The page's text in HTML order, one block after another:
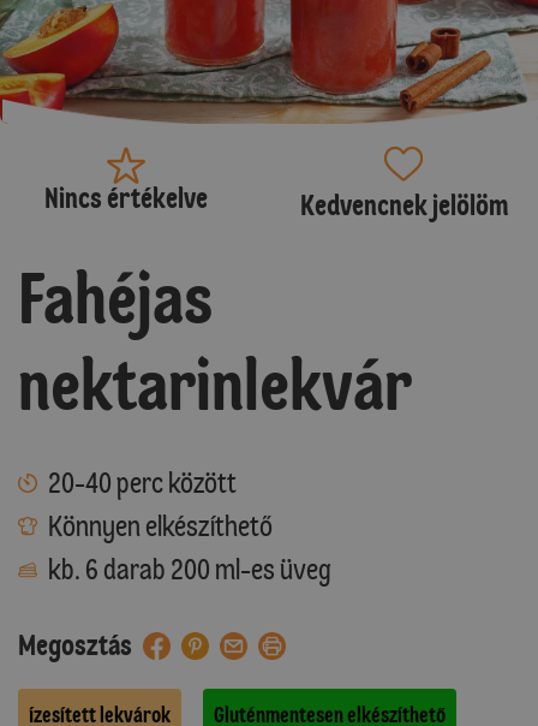
Nincs értékelve Kedvencnek jelölöm
Fahéjas
nektarinlekvár
20-40 perc között
Könnyen elkészíthető
kb. 6 darab 200 ml-es üveg
Megosztás
Ízesített lekvárok Gluténmentesen elkészíthető